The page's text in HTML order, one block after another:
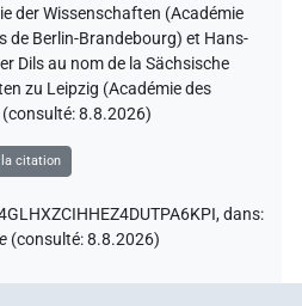
der Wissenschaften (Académie
de Berlin-Brandebourg) et Hans-
Dils au nom de la Sächsische
zu Leipzig (Académie des
(consulté:8.8.2026)
la citation
dans:
(consulté:8.8.2026)